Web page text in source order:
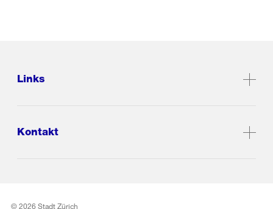
Links
Kontakt
© 2026 Stadt Zürich